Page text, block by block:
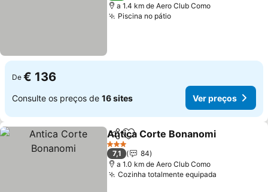
a 1.4 km de Aero Club Como
Piscina no pátioVer preços
De € 136
Consulte os preços de 16 sites Ver preços
PartilharAdicionar aos favoritos
Antica Corte Bonanomi
3 Estrelas
7,1
84
a 1.0 km de Aero Club Como
Cozinha totalmente equipada